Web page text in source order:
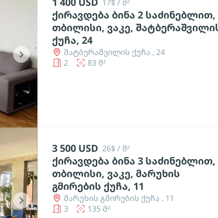
chevron_right
17$ / მ²
ქირავდება ბინა 2 საძინებლით,
თბილისი, ვაკე,
ქუჩა, 24
შატბერაშვილის ქუჩა , 24
2
83 მ²
chevron_right
3 500 USD 26$ / მ²
ქირავდება ბინა 3 საძინებლით,
თბილისი, ვაკე, მარუხის
გმირების ქუჩა, 11
მარუხის გმირების ქუჩა , 11
3
135 მ²